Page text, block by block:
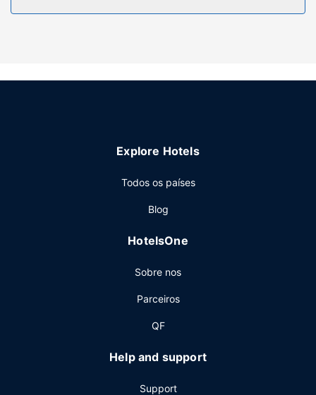
Serviço do hotel
incluem Wi-fi grátis, um salão de banquetes e uma
de olhos pela ementa do serviço de quarto. E que melhor
pequeno-almoço takeaway?
fios grátis, um business center e Check-in rápido. Planeia
para conferências e de uma sala de reuniões, com uma
Explore Hotels
Todos os países
Blog
HotelsOne
Sobre nos
Parceiros
QF
Help and support
Support